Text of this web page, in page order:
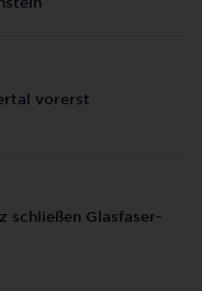
vorerst
schließen Glasfaser-